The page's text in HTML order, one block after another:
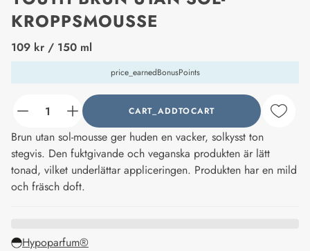
KROPPSMOUSSE
price_label
109 kr / 150 ml
price_earnedBonusPoints
counter_current CART_ADDTOCART
Brun utan sol-mousse ger huden en vacker, solkysst ton
stegvis. Den fuktgivande och veganska produkten är lätt
tonad, vilket underlättar appliceringen. Produkten har en mild
och fräsch doft.
Hypoparfum®